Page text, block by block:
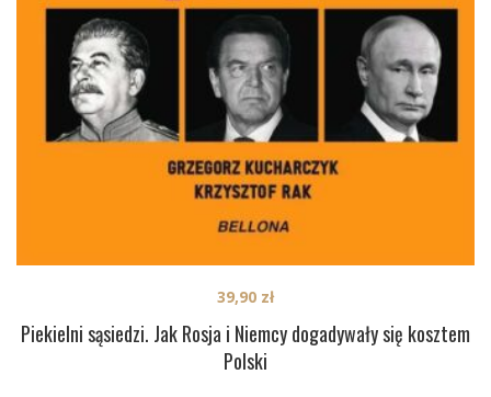
Piekielni sąsiedzi. Jak Rosja i Niemcy dogadywały się kosztem
Polski
39,90 zł